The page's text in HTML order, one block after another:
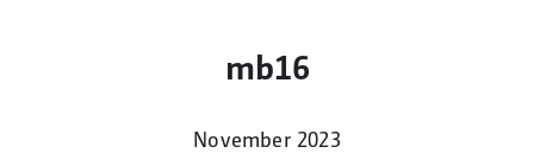
mb16
November 2023